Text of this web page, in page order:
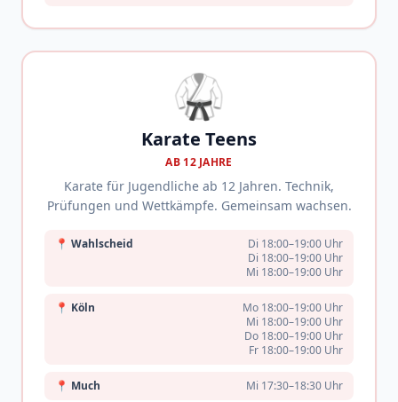
🥋
Karate Teens
AB 12 JAHRE
Karate für Jugendliche ab 12 Jahren. Technik,
Prüfungen und Wettkämpfe. Gemeinsam wachsen.
📍 Wahlscheid
Di 18:00–19:00 Uhr
Di 18:00–19:00 Uhr
Mi 18:00–19:00 Uhr
📍 Köln
Mo 18:00–19:00 Uhr
Mi 18:00–19:00 Uhr
Do 18:00–19:00 Uhr
Fr 18:00–19:00 Uhr
📍 Much Mi 17:30–18:30 Uhr